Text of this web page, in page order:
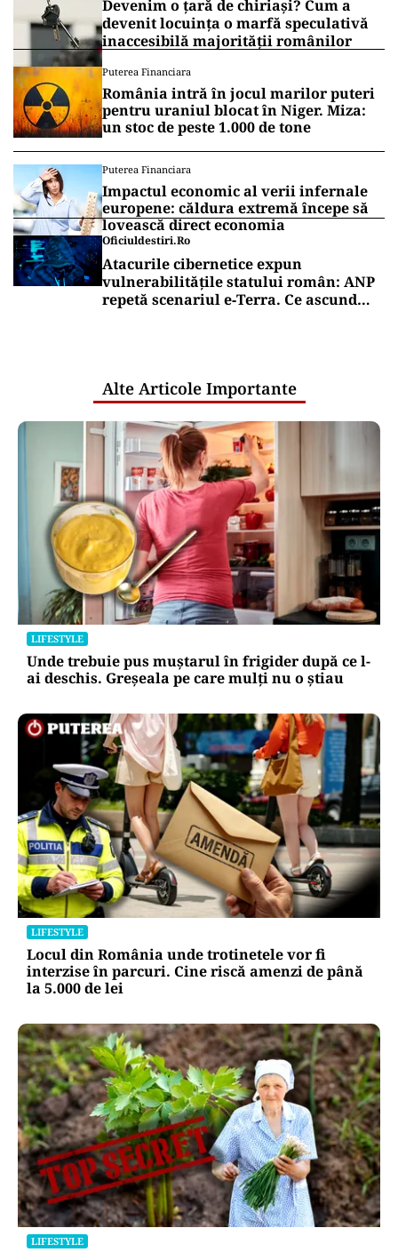
Devenim o țară de chiriași? Cum a
devenit locuința o marfă speculativă
inaccesibilă majorității românilor
Puterea Financiara
România intră în jocul marilor puteri
pentru uraniul blocat în Niger. Miza:
un stoc de peste 1.000 de tone
Puterea Financiara
Impactul economic al verii infernale
europene: căldura extremă începe să
lovească direct economia
Oficiuldestiri.ro
Atacurile cibernetice expun
vulnerabilitățile statului român: ANP
repetă scenariul e‑Terra. Ce ascund
Alte Articole Importante
LIFESTYLE
Unde trebuie pus muștarul în frigider după ce l-
ai deschis. Greșeala pe care mulți nu o știau
LIFESTYLE
Locul din România unde trotinetele vor fi
interzise în parcuri. Cine riscă amenzi de până
la 5.000 de lei
LIFESTYLE